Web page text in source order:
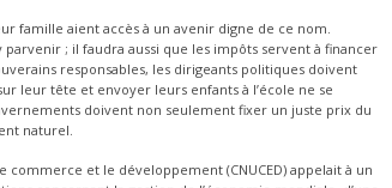
famille aient accès à un avenir digne de ce nom.
; il faudra aussi que les impôts servent à financer
responsables, les dirigeants politiques doivent
leur tête et envoyer leurs enfants à l’école ne se
doivent non seulement fixer un juste prix du
naturel.
et le développement (CNUCED) appelait à un